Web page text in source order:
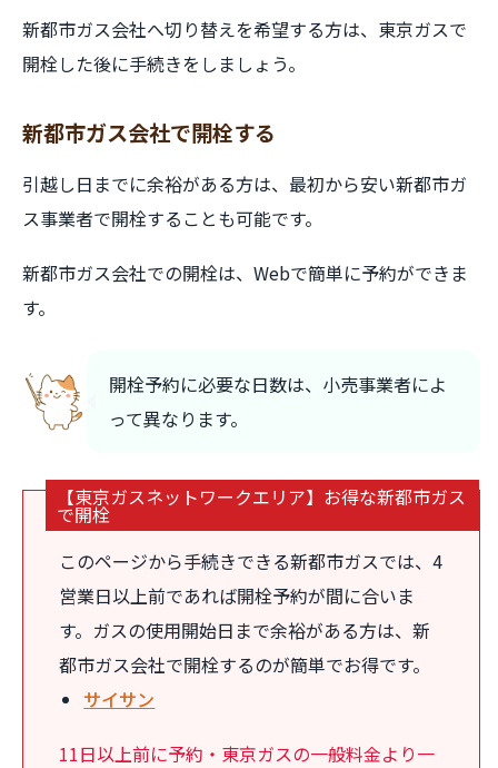
新都市ガス会社へ切り替えを希望する方は、東京ガスで
開栓した後に手続きをしましょう。
新都市ガス会社で開栓する
引越し日までに余裕がある方は、最初から安い新都市ガ
ス事業者で開栓することも可能です。
新都市ガス会社での開栓は、Webで簡単に予約ができま
す。
開栓予約に必要な日数は、小売事業者によ
って異なります。
【東京ガスネットワークエリア】お得な新都市ガス
で開栓
このページから手続きできる新都市ガスでは、4
営業日以上前であれば開栓予約が間に合いま
す。ガスの使用開始日まで余裕がある方は、新
都市ガス会社で開栓するのが簡単でお得です。
サイサン
11日以上前に予約・東京ガスの一般料金より一